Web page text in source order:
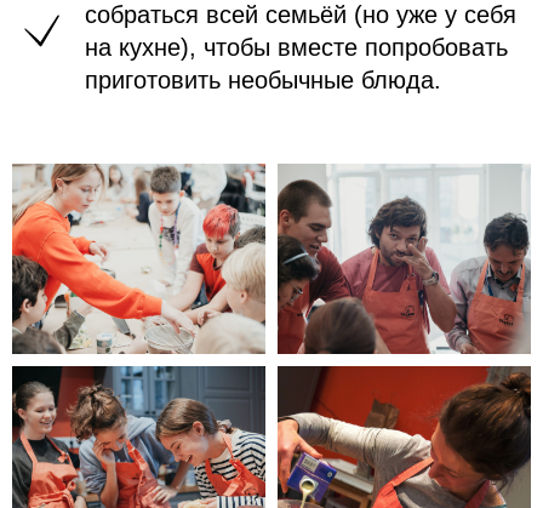
собраться всей семьёй (но уже у себя
на кухне), чтобы вместе попробовать
приготовить необычные блюда.